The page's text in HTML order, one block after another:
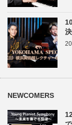
NEWCOMERS